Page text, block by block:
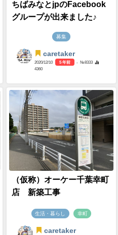
ちばみなとjpのFacebook
グループが出来ました♪
募集
caretaker
2020/12/10 5 年前
- №8333
4360
（仮称）オーケー千葉幸町
店 新築工事
生活・暮らし 幸町
caretaker